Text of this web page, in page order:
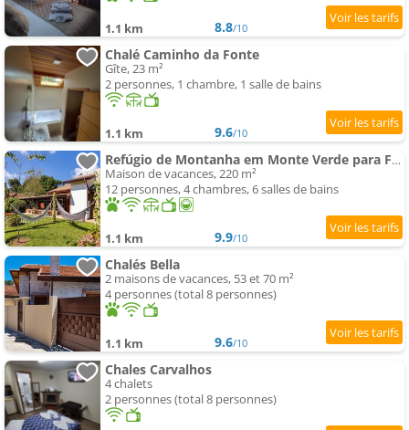
1.1 km 8.8/10
Chalé Caminho da Fonte
Gîte, 23 m²
2 personnes, 1 chambre, 1 salle de bains
1.1 km 9.6/10
Refúgio de Montanha em Monte Verde para Famílias e Amigos com 4 Suítes
Maison de vacances, 220 m²
12 personnes, 4 chambres, 6 salles de bains
1.1 km 9.9/10
Chalés Bella
2 maisons de vacances, 53 et 70 m²
4 personnes (total 8 personnes)
1.1 km 9.6/10
Chales Carvalhos
4 chalets
2 personnes (total 8 personnes)